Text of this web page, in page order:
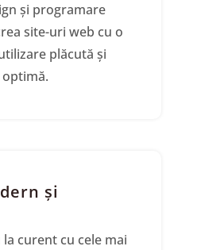
și programare
site-uri web cu o
plăcută și
și
curent cu cele mai